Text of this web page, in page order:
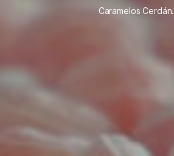
Caramelos Cerdán.